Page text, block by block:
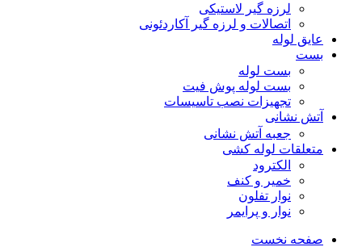
لرزه گیر لاستیکی
اتصالات و لرزه گیر آکاردئونی
عایق لوله
بست
بست لوله
بست لوله پوش فیت
تجهیزات نصب تاسیسات
آتش نشانی
جعبه آتش نشانی
متعلقات لوله کشی
الکترود
خمیر و کنف
نوار تفلون
نوار و پرایمر
صفحه نخست